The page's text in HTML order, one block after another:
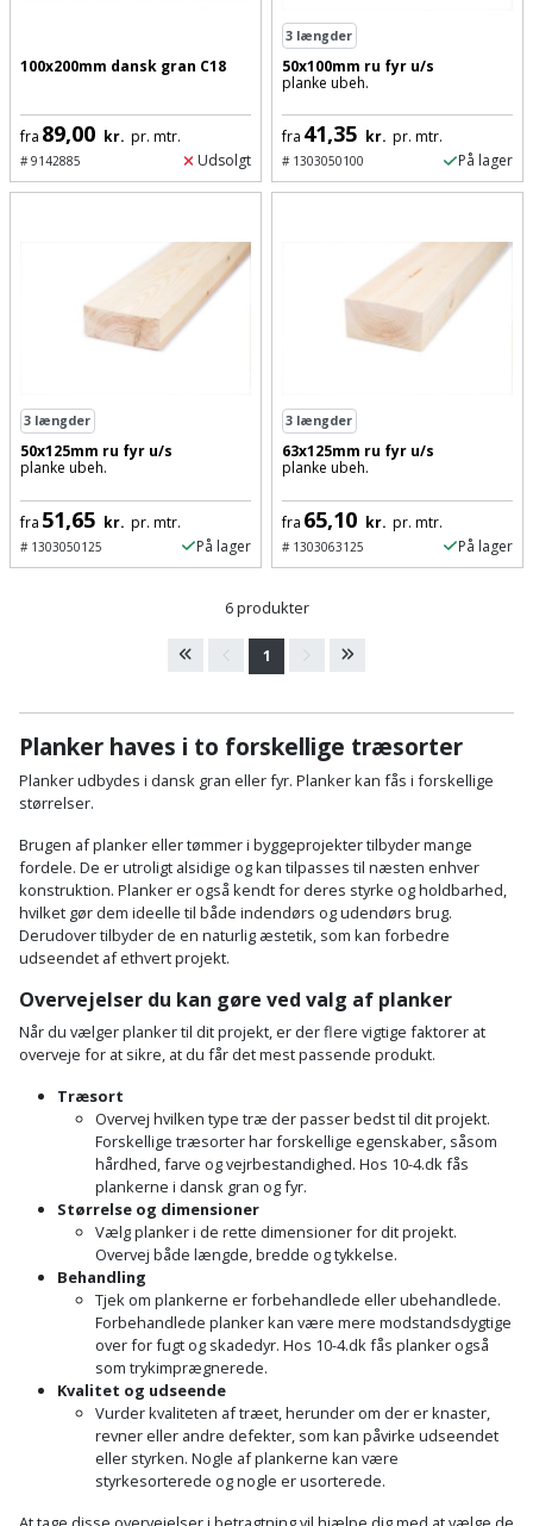
Gelænder
Grundmursplader
Hardieplank
brædder
Hemsestige
Isolering
Komposit
terrassebrædder
Lofttrapper
Murbinder
Murpap
og
murfolie
Mursten
Plastlister
Radonsikring
Rumdeler
og
bolte
møtrikker
Skunklem
og
Gevindskærer
Glasskærer
og
-
hammer
Hammer
Kloakrenser
Kniv
og
Koben
Kridtsnor
Lærlingesæt
Landmålerstok
Løfteudstyr
Målebånd
Markeringsværktøj
Mejsel
Murerværktøj
Nedstryger
Nøgleværktøj
Betonsliber
Bindemaskine
Bits
Bordrundsav
skruemaskine
Borehammer
Boremaskinetilbehør
Detektor
Diamantskæremaskine
Dykkerpistol
Dyksav
Excentersliber
Excenterslibertilbehør
Fedtsprøjte
Flamingoskærer
Føringsskinne
Forlængerledning
Fugepistol
Fugtmåler
Gipsskruemaskine
Girafsliber
Girafsliber
og
kædesav
tilbehør
Plæneklipper
Plæneklipper
tilbehør
Robotplæneklipper
Vandpumpe
Vertikalskærer
/
mosfjerner
Vinduesvasker
Brandslukker
Damprengøring
Dørrist
Drivhus
Drivhustilbehør
hus
og
have
Fuglefoderhus
Garderobe
opbevaring
Grill
Gummibåd
Havemøbler
Havepleje
Haveredskaber
Haveslange
tilbehør
til
væg
fittings
Stålvask
Ventilation
Guides
Gaveideer
100x200mm dansk gran C18
fra 89,00 kr. pr. mtr.
#9142885 Udsolgt
3 længder
50x100mm ru fyr u/s
planke ubeh.
fra 41,35 kr. pr. mtr.
#1303050100 På lager
3 længder
50x125mm ru fyr u/s
planke ubeh.
fra 51,65 kr. pr. mtr.
#1303050125 På lager
3 længder
63x125mm ru fyr u/s
planke ubeh.
fra 65,10 kr. pr. mtr.
#1303063125 På lager
6 produkter
1
Planker haves i to forskellige træsorter
Planker udbydes i dansk gran eller fyr. Planker kan fås i forskellige
størrelser.
Brugen af planker eller tømmer i byggeprojekter tilbyder mange
fordele. De er utroligt alsidige og kan tilpasses til næsten enhver
konstruktion. Planker er også kendt for deres styrke og holdbarhed,
hvilket gør dem ideelle til både indendørs og udendørs brug.
Derudover tilbyder de en naturlig æstetik, som kan forbedre
udseendet af ethvert projekt.
Overvejelser du kan gøre ved valg af planker
Når du vælger planker til dit projekt, er der flere vigtige faktorer at
overveje for at sikre, at du får det mest passende produkt.
Træsort
Overvej hvilken type træ der passer bedst til dit projekt.
Forskellige træsorter har forskellige egenskaber, såsom
hårdhed, farve og vejrbestandighed. Hos 10-4.dk fås
plankerne i dansk gran og fyr.
Størrelse og dimensioner
Vælg planker i de rette dimensioner for dit projekt.
Overvej både længde, bredde og tykkelse.
Behandling
Tjek om plankerne er forbehandlede eller ubehandlede.
Forbehandlede planker kan være mere modstandsdygtige
over for fugt og skadedyr. Hos 10-4.dk fås planker også
som trykimprægnerede.
Kvalitet og udseende
Vurder kvaliteten af træet, herunder om der er knaster,
revner eller andre defekter, som kan påvirke udseendet
eller styrken. Nogle af plankerne kan være
styrkesorterede og nogle er usorterede.